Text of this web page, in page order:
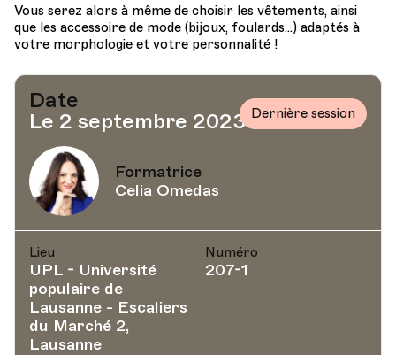
Vous serez alors à même de choisir les vêtements, ainsi
que les accessoire de mode (bijoux, foulards...) adaptés à
votre morphologie et votre personnalité !
Date
Le 2 septembre 2023 Dernière session
Formatrice
Celia Omedas
Lieu
UPL - Université
populaire de
Lausanne - Escaliers
du Marché 2,
Lausanne
Numéro
207-1